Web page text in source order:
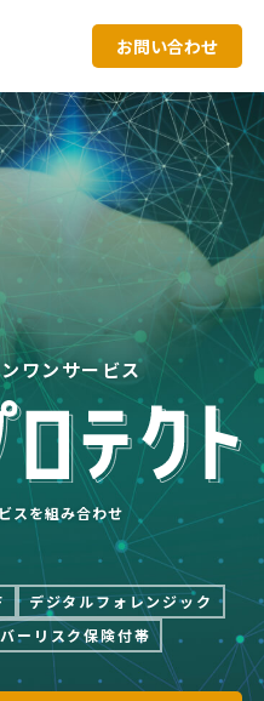
お問い合わせ
ワンサービス
スを組み合わせ
デジタルフォレンジック
ーリスク保険付帯